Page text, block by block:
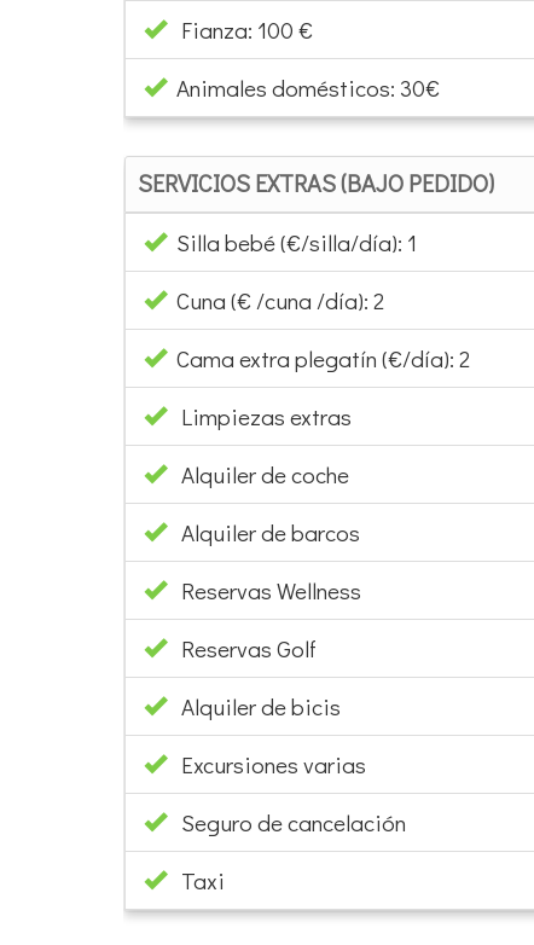
Fianza: 100 €
Animales domésticos: 30€
SERVICIOS EXTRAS (BAJO PEDIDO)
Silla bebé (€/silla/día): 1
Cuna (€ /cuna /día): 2
Cama extra plegatín (€/día): 2
Limpiezas extras
Alquiler de coche
Alquiler de barcos
Reservas Wellness
Reservas Golf
Alquiler de bicis
Excursiones varias
Seguro de cancelación
Taxi